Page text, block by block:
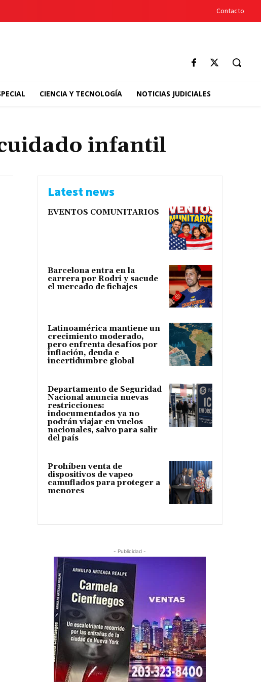
Contacto
CIENCIA Y TECNOLOGÍA NOTICIAS JUDICIALES
infantil
Latest news
EVENTOS COMUNITARIOS
Barcelona entra en la
carrera por Rodri y sacude
el mercado de fichajes
Latinoamérica mantiene un
crecimiento moderado,
pero enfrenta desafíos por
inflación, deuda e
incertidumbre global
Departamento de Seguridad
Nacional anuncia nuevas
restricciones:
indocumentados ya no
podrán viajar en vuelos
nacionales, salvo para salir
del país
Prohíben venta de
dispositivos de vapeo
camuflados para proteger a
menores
- Publicidad -